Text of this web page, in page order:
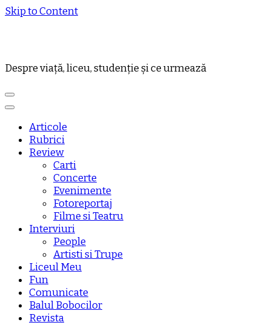
Skip to Content
Despre viață, liceu, studenție și ce urmează
Articole
Rubrici
Review
Carti
Concerte
Evenimente
Fotoreportaj
Filme si Teatru
Interviuri
People
Artisti si Trupe
Liceul Meu
Fun
Comunicate
Balul Bobocilor
Revista